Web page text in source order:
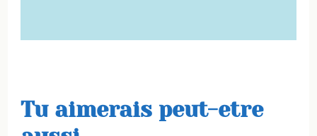
Tu aimerais peut-etre